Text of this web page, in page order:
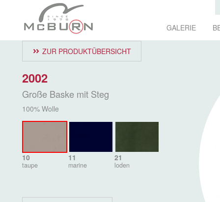
GALERIE
ZUR PRODUKTÜBERSICHT
2002
Große Baske mit Steg
100% Wolle
10
taupe
11
marine
21
loden